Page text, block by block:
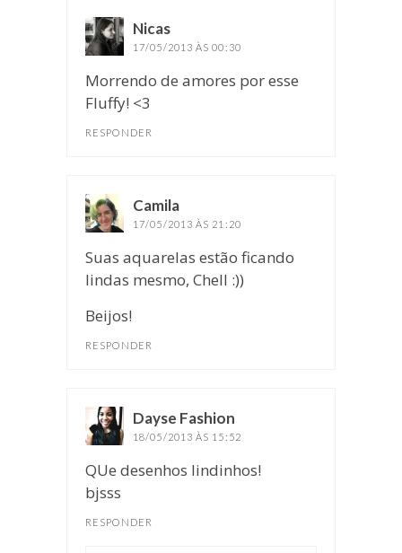
Nicas
17/05/2013 ÀS 00:30
Morrendo de amores por esse
Fluffy! <3
RESPONDER
Camila
17/05/2013 ÀS 21:20
Suas aquarelas estão ficando
lindas mesmo, Chell :))
Beijos!
RESPONDER
Dayse Fashion
18/05/2013 ÀS 15:52
QUe desenhos lindinhos!
bjsss
RESPONDER